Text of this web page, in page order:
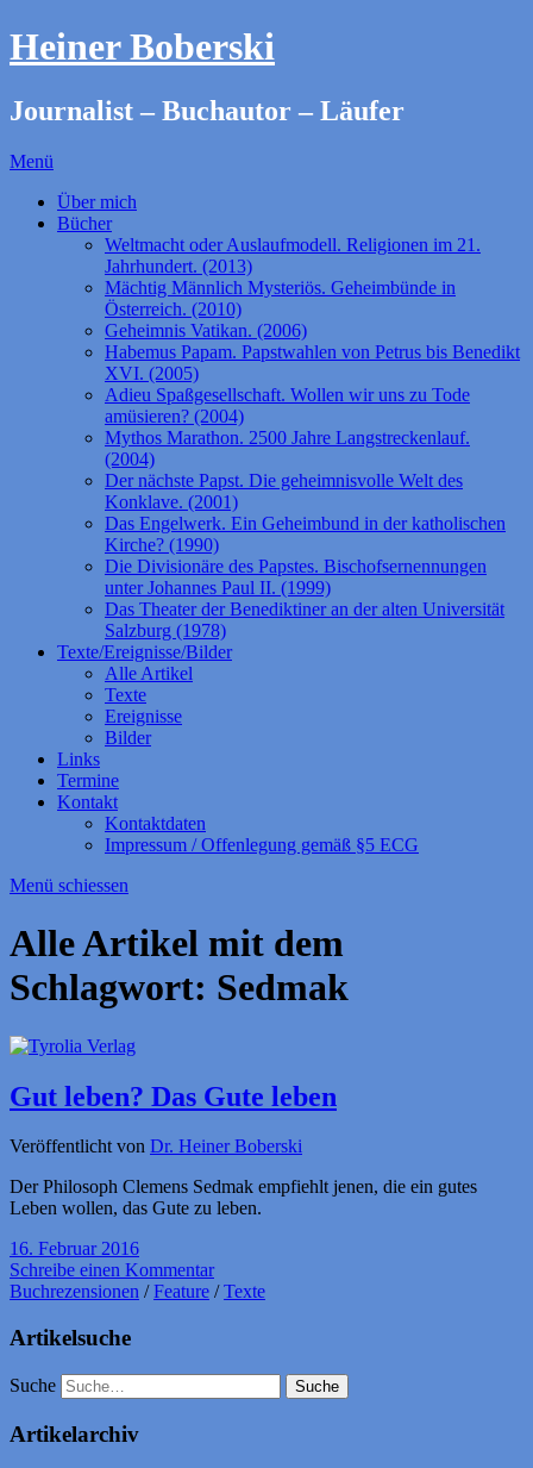
Heiner Boberski
Journalist – Buchautor – Läufer
Menü
Über mich
Bücher
Weltmacht oder Auslaufmodell. Religionen im 21.
Jahrhundert. (2013)
Mächtig Männlich Mysteriös. Geheimbünde in
Österreich. (2010)
Geheimnis Vatikan. (2006)
Habemus Papam. Papstwahlen von Petrus bis Benedikt
XVI. (2005)
Adieu Spaßgesellschaft. Wollen wir uns zu Tode
amüsieren? (2004)
Mythos Marathon. 2500 Jahre Langstreckenlauf.
(2004)
Der nächste Papst. Die geheimnisvolle Welt des
Konklave. (2001)
Das Engelwerk. Ein Geheimbund in der katholischen
Kirche? (1990)
Die Divisionäre des Papstes. Bischofsernennungen
unter Johannes Paul II. (1999)
Das Theater der Benediktiner an der alten Universität
Salzburg (1978)
Texte/Ereignisse/Bilder
Alle Artikel
Texte
Ereignisse
Bilder
Links
Termine
Kontakt
Kontaktdaten
Impressum / Offenlegung gemäß §5 ECG
Menü schiessen
Alle Artikel mit dem
Schlagwort: Sedmak
Gut leben? Das Gute leben
Veröffentlicht von Dr. Heiner Boberski
Der Philosoph Clemens Sedmak empfiehlt jenen, die ein gutes
Leben wollen, das Gute zu leben.
16. Februar 2016
Schreibe einen Kommentar
Buchrezensionen /Feature /Texte
Artikelsuche
Suche
Artikelarchiv